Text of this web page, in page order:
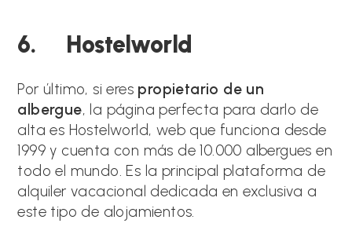
6. Hostelworld
Por último, si eres propietario de un
albergue, la página perfecta para darlo de
alta es Hostelworld, web que funciona desde
1999 y cuenta con más de 10.000 albergues en
todo el mundo. Es la principal plataforma de
alquiler vacacional dedicada en exclusiva a
este tipo de alojamientos.